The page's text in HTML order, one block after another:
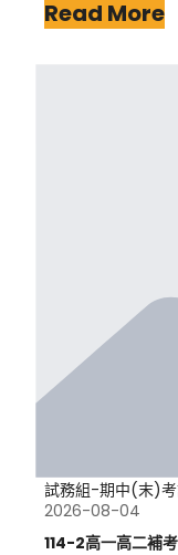
Read More
試務組-期中(末)
2026-08-04
114-2高一高二補